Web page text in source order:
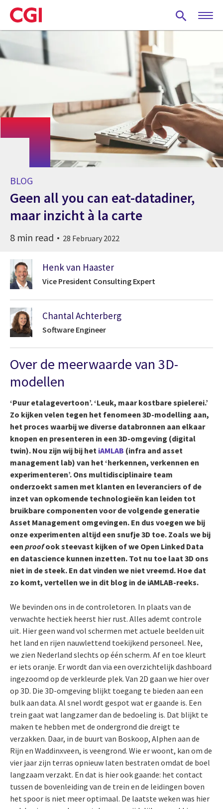
Skip
to
main
BLOG
Geen all you can eat-datadiner,
maar inzicht à la carte
8 min read 28 February 2022
Henk van Haaster
Vice President Consulting Expert
Chantal Achterberg
Software Engineer
Over de meerwaarde van 3D-
modellen
‘Puur etalagevertoon’. ‘Leuk, maar kostbare spielerei.’
Zo kijken velen tegen het fenomeen 3D-modelling aan,
het proces waarbij we diverse databronnen aan elkaar
knopen en presenteren in een 3D-omgeving (digital
twin). Nou zijn wij bij het iAMLAB (infra and asset
management lab) van het ‘herkennen, verkennen en
experimenteren’. Ons multidisciplinaire team
onderzoekt samen met klanten en leveranciers of de
inzet van opkomende technologieën kan leiden tot
bruikbare componenten voor de volgende generatie
Asset Management omgevingen. En dus voegen we bij
onze experimenten altijd een snufje 3D toe. Zoals we bij
een proofook steevast kijken of we Open Linked Data
en datascience kunnen inzetten. Tot nu toe laat 3D ons
niet in de steek. En dat vinden we niet vreemd. Hoe dat
zo komt, vertellen we in dit blog in de iAMLAB-reeks.
We bevinden ons in de controletoren. In plaats van de
verwachte hectiek heerst hier rust. Alles ademt controle
uit. Hier geen wand vol schermen met actuele beelden uit
het land en rijen nauwlettend toekijkend personeel. Nee,
we zien Nederland slechts op één scherm. Af en toe kleurt
er iets oranje. Er wordt dan via een overzichtelijk dashboard
ingezoomd op de verkleurde plek. Van 2D gaan we hier over
op 3D. Die 3D-omgeving blijkt toegang te bieden aan een
bulk aan data. Al snel wordt gespot wat er gaande is. Een
trein gaat wat langzamer dan de bedoeling is. Dat blijkt te
maken te hebben met de ondergrond die dreigt te
verzakken. Daar, in de buurt van Boskoop, Alphen aan de
Rijn en Waddinxveen, is veengrond. Wie er woont, kan om de
vier jaar zijn terras opnieuw laten bestraten omdat de boel
langzaam verzakt. En dat is hier ook gaande: het contact
tussen de bovenleiding van de trein en de leidingen boven
het spoor is niet meer optimaal. De laatste weken was hier